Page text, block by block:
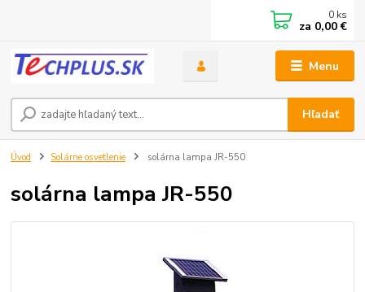
Menu
Hľadať
0 ks
za 0,00 €
Úvod Solárne osvetlenie solárna lampa JR-550
solárna lampa JR-550